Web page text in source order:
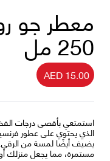
معطر جو
250 مل
AED 15.00
استمتعي بأقصى درجات
الذي يحتوي على عطور
يضيف أيضًا لمسة من
مستمرة، مما يجعل منزلك